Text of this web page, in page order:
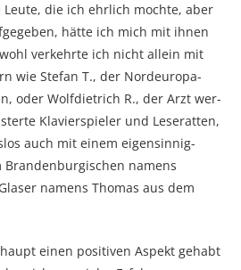
die ich ehr­lich mochte, aber
hätte ich mich mit ihnen
verkehrte ich nicht allein mit
wie Stefan T., der Nordeuropa­
oder Wolf­diet­rich R., der Arzt wer­
Klavierspieler und Leseratten,
auch mit einem eigensinnig-
Brandenburgischen namens
namens Thomas aus dem
einen posi­ti­ven Aspekt gehabt